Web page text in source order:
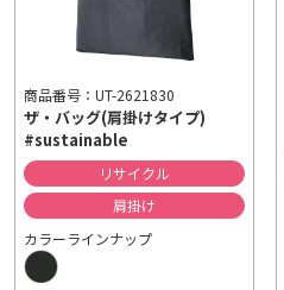
商品番号：UT-2621830
ザ・バッグ(肩掛けタイプ)
#sustainable
リサイクル
肩掛け
カラーラインナップ